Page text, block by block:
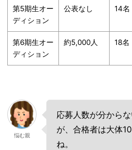
第5期生オー
ディション
公表なし 14名
第6期生オー
ディション
約5,000人 18名
悩む親
応募人数が分から
が、合格者は大体
ね。